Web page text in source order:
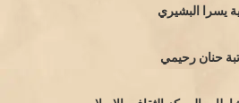
يسرا البشيري
حنان رحيمي